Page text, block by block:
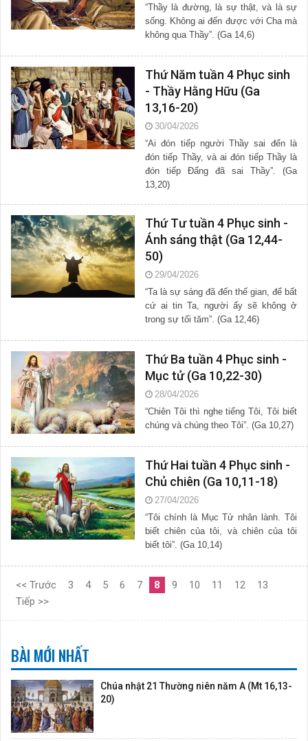
“Thầy là đường, là sự thật, và là sự
sống. Không ai đến được với Cha mà
không qua Thầy”. (Ga 14,6)
Thứ Năm tuần 4 Phục sinh
- Thầy Hằng Hữu (Ga
13,16-20)
30/04/2026
“Ai đón tiếp người Thầy sai đến là
đón tiếp Thầy, và ai đón tiếp Thầy là
đón tiếp Đấng đã sai Thầy”. (Ga
13,20)
Thứ Tư tuần 4 Phục sinh -
Ánh sáng thật (Ga 12,44-
50)
29/04/2026
“Ta là sự sáng đã đến thế gian, để bất
cứ ai tin Ta, người ấy sẽ không ở
trong sự tối tăm”. (Ga 12,46)
Thứ Ba tuần 4 Phục sinh -
Mục tử (Ga 10,22-30)
28/04/2026
“Chiên Tôi thì nghe tiếng Tôi, Tôi biết
chúng và chúng theo Tôi”. (Ga 10,27)
Thứ Hai tuần 4 Phục sinh -
Chủ chiên (Ga 10,11-18)
27/04/2026
“Tôi chính là Mục Tử nhân lành. Tôi
biết chiên của tôi, và chiên của tôi
biết tôi”. (Ga 10,14)
<< Trước 3 4 5 6 7 8 9 10 11 12
13
Tiếp >>
BÀI MỚI NHẤT
Chúa nhật 21 Thường niên năm A (Mt 16,13-
20)